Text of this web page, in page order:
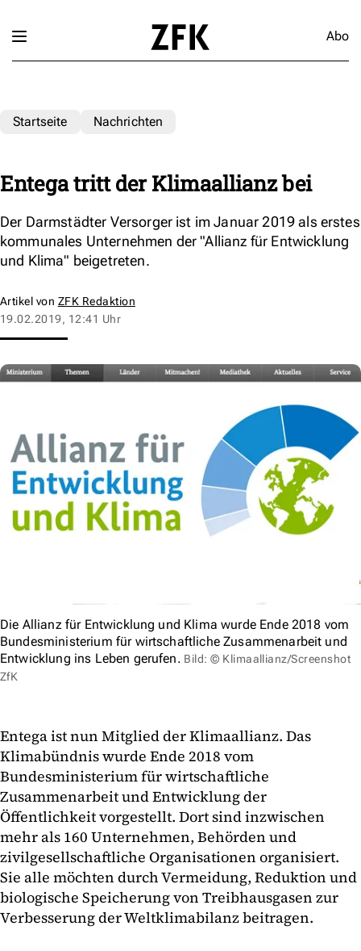
Abo
Startseite Nachrichten
Entega tritt der Klimaallianz bei
Der Darmstädter Versorger ist im Januar 2019 als erstes
kommunales Unternehmen der "Allianz für Entwicklung
und Klima" beigetreten.
Artikel von ZFK Redaktion
19.02.2019, 12:41 Uhr
Die Allianz für Entwicklung und Klima wurde Ende 2018 vom
Bundesministerium für wirtschaftliche Zusammenarbeit und
Entwicklung ins Leben gerufen. Bild: © Klimaallianz/Screenshot
ZfK
Entega ist nun Mitglied der Klimaallianz. Das
Klimabündnis wurde Ende 2018 vom
Bundesministerium für wirtschaftliche
Zusammenarbeit und Entwicklung der
Öffentlichkeit vorgestellt. Dort sind inzwischen
mehr als 160 Unternehmen, Behörden und
zivilgesellschaftliche Organisationen organisiert.
Sie alle möchten durch Vermeidung, Reduktion und
biologische Speicherung von Treibhausgasen zur
Verbesserung der Weltklimabilanz beitragen.